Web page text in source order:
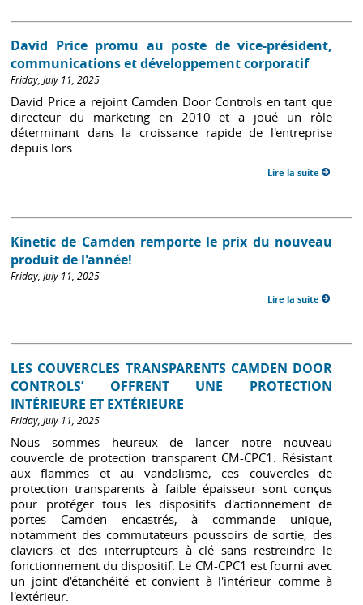
David Price promu au poste de vice-président,
communications et développement corporatif
Friday, July 11, 2025
David Price a rejoint Camden Door Controls en tant que
directeur du marketing en 2010 et a joué un rôle
déterminant dans la croissance rapide de l'entreprise
depuis lors.
Lire la suite
Kinetic de Camden remporte le prix du nouveau
produit de l'année!
Friday, July 11, 2025
Lire la suite
LES COUVERCLES TRANSPARENTS CAMDEN DOOR
CONTROLS’ OFFRENT UNE PROTECTION
INTÉRIEURE ET EXTÉRIEURE
Friday, July 11, 2025
Nous sommes heureux de lancer notre nouveau
couvercle de protection transparent CM-CPC1. Résistant
aux flammes et au vandalisme, ces couvercles de
protection transparents à faible épaisseur sont conçus
pour protéger tous les dispositifs d'actionnement de
portes Camden encastrés, à commande unique,
notamment des commutateurs poussoirs de sortie, des
claviers et des interrupteurs à clé sans restreindre le
fonctionnement du dispositif. Le CM-CPC1 est fourni avec
un joint d'étanchéité et convient à l'intérieur comme à
l'extérieur.